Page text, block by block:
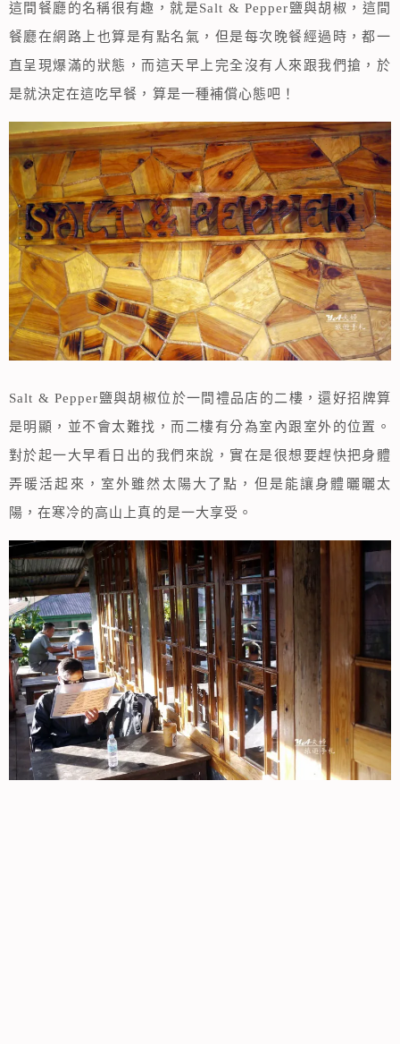
這間餐廳的名稱很有趣，就是Salt & Pepper鹽與胡椒，這間
餐廳在網路上也算是有點名氣，但是每次晚餐經過時，都一
直呈現爆滿的狀態，而這天早上完全沒有人來跟我們搶，於
是就決定在這吃早餐，算是一種補償心態吧！
Salt & Pepper鹽與胡椒位於一間禮品店的二樓，還好招牌算
是明顯，並不會太難找，而二樓有分為室內跟室外的位置。
對於起一大早看日出的我們來說，實在是很想要趕快把身體
弄暖活起來，室外雖然太陽大了點，但是能讓身體曬曬太
陽，在寒冷的高山上真的是一大享受。